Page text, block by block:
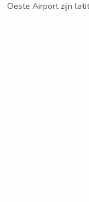
Oeste Airport zijn